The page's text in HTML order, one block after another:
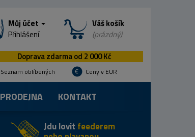
Můj účet
Přihlášení
Váš košík
(prázdný)
Doprava zdarma od 2 000 Kč
Seznam oblíbených Ceny v EUR
PRODEJNA KONTAKT
Jdu lovit feederem